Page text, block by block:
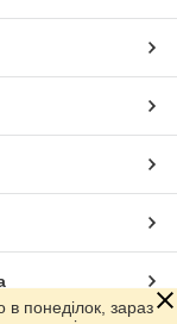
понеділок, зараз